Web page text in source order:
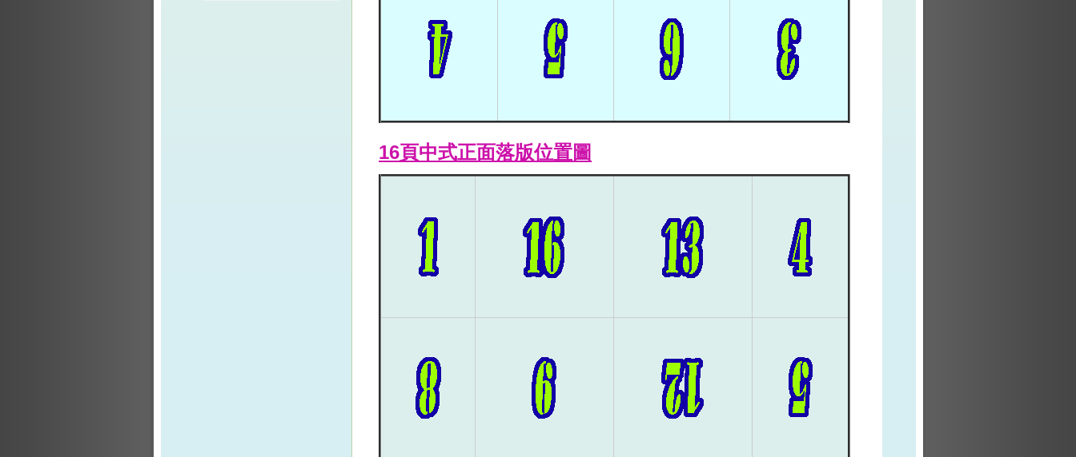
16頁中式正面落版位置圖